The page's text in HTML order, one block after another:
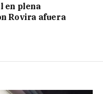
en plena
Rovira afuera